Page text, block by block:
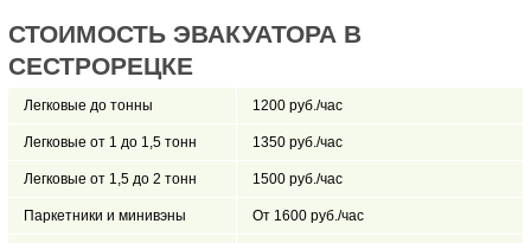
СТОИМОСТЬ ЭВАКУАТОРА В
СЕСТРОРЕЦКЕ
Легковые до тонны 1200 руб./час
Легковые от 1 до 1,5 тонн 1350 руб./час
Легковые от 1,5 до 2 тонн 1500 руб./час
Паркетники и минивэны От 1600 руб./час